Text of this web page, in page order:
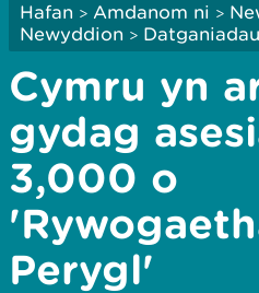
Hafan > Amdanom ni >
Newyddion >
Cymru yn
gydag
3,000 o
Perygl'